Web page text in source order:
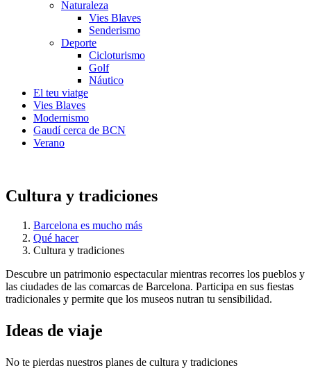
Naturaleza
Vies Blaves
Senderismo
Deporte
Cicloturismo
Golf
Náutico
El teu viatge
Vies Blaves
Modernismo
Gaudí cerca de BCN
Verano
Cultura y tradiciones
Barcelona es mucho más
Qué hacer
Cultura y tradiciones
Descubre un patrimonio espectacular mientras recorres los pueblos y
las ciudades de las comarcas de Barcelona. Participa en sus fiestas
tradicionales y permite que los museos nutran tu sensibilidad.
Ideas de viaje
No te pierdas nuestros planes de cultura y tradiciones